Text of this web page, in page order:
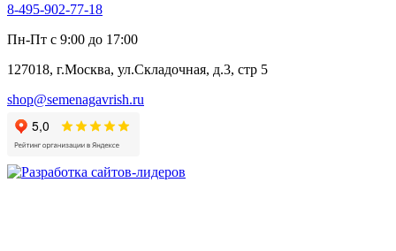
Алтей
Бессмертник
Валериана
Валерианелла
Гибискус лекарственный
Девясил
Душица
Змееголовник
8-495-902-77-18
Пн-Пт с 9:00 до 17:00
127018, г.Москва, ул.Складочная, д.3, стр 5
shop@semenagavrish.ru